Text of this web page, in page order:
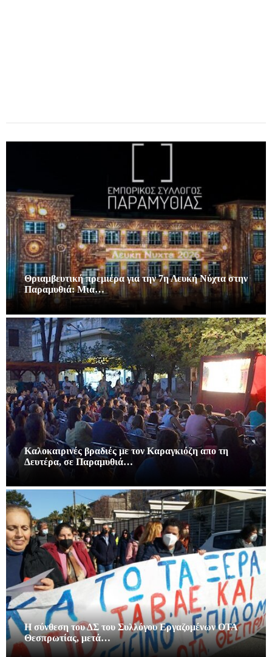
Θριαμβευτική πρεμιέρα για την 7η Λευκή Νύχτα στην
Παραμυθιά: Μια…
Καλοκαιρινές βραδιές με τον Καραγκιόζη απο τη
Δευτέρα, σε Παραμυθιά…
Η σύνθεση του ΔΣ του Συλλόγου Εργαζομένων ΟΤΑ
Θεσπρωτίας, μετά…